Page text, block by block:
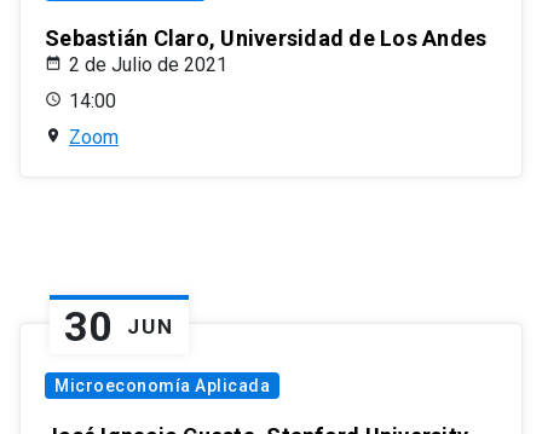
Sebastián Claro, Universidad de Los Andes
2 de Julio de 2021
14:00
Zoom
30 JUN
Microeconomía Aplicada